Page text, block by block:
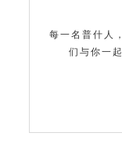
每一名普什人
们与